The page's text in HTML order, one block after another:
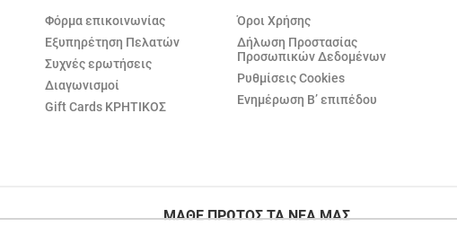
Φόρμα επικοινωνίας
Εξυπηρέτηση Πελατών
Συχνές ερωτήσεις
Διαγωνισμοί
Gift Cards ΚΡΗΤΙΚΟΣ
Όροι Χρήσης
Δήλωση Προστασίας
Προσωπικών Δεδομένων
Ρυθμίσεις Cookies
Ενημέρωση Β’ επιπέδου
ΜΑΘΕ ΠΡΩΤΟΣ ΤΑ ΝΕΑ ΜΑΣ